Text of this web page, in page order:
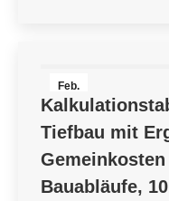
Feb.
2
2007
Tiefbau mit
Bauabläufe,